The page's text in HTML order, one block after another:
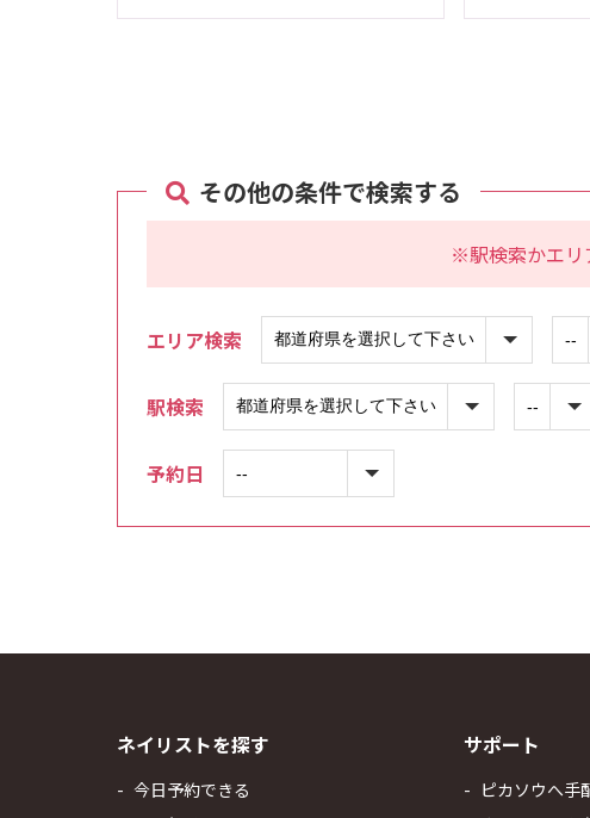
その他の条件で検索する
※駅検索かエリ
エリア検索
駅検索
予約日
ネイリストを探す
今日予約できる
サポート
ピカソウへ手